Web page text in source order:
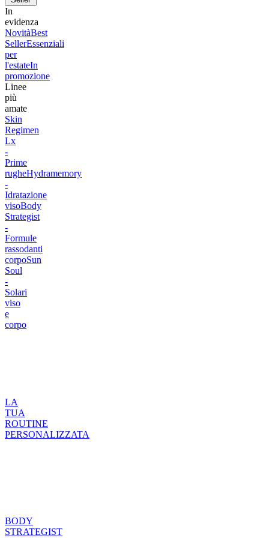
In
evidenza
NovitàBest
SellerEssenziali
per
l'estateIn
promozione
Linee
più
amate
Skin
Regimen
Lx
-
Prime
rugheHydramemory
-
Idratazione
visoBody
Strategist
-
Formule
rassodanti
corpoSun
Soul
-
Solari
viso
e
corpo
LA
TUA
ROUTINE
PERSONALIZZATA
BODY
STRATEGIST